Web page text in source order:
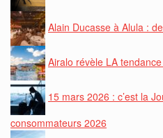
Alain Ducasse à Alula :
Airalo révèle LA
15 mars 2026 : c’est la
consommateurs 2026